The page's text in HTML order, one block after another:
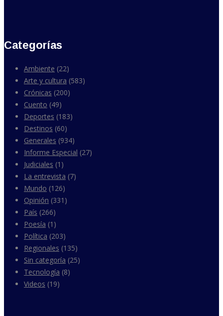
Categorías
Ambiente (22)
Arte y cultura (583)
Crónicas (200)
Cuento (49)
Deportes (183)
Destinos (60)
Generales (934)
Informe Especial (27)
Judiciales (1)
La entrevista (7)
Mundo (126)
Opinión (331)
País (266)
Poesía (1)
Política (203)
Regionales (135)
Sin categoría (25)
Tecnología (8)
Videos (19)